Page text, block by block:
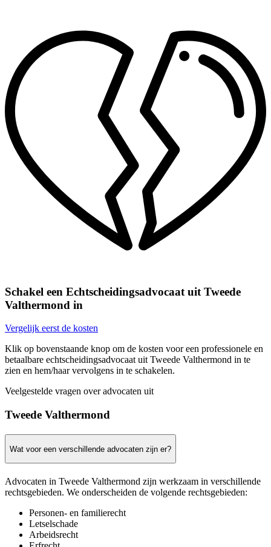
Schakel een Echtscheidingsadvocaat uit Tweede
Valthermond in
Vergelijk eerst de kosten
Klik op bovenstaande knop om de kosten voor een professionele en
betaalbare echtscheidingsadvocaat uit Tweede Valthermond in te
zien en hem/haar vervolgens in te schakelen.
Veelgestelde vragen over advocaten uit
Tweede Valthermond
Wat voor een verschillende advocaten zijn er?
Advocaten in Tweede Valthermond zijn werkzaam in verschillende
rechtsgebieden. We onderscheiden de volgende rechtsgebieden:
Personen- en familierecht
Letselschade
Arbeidsrecht